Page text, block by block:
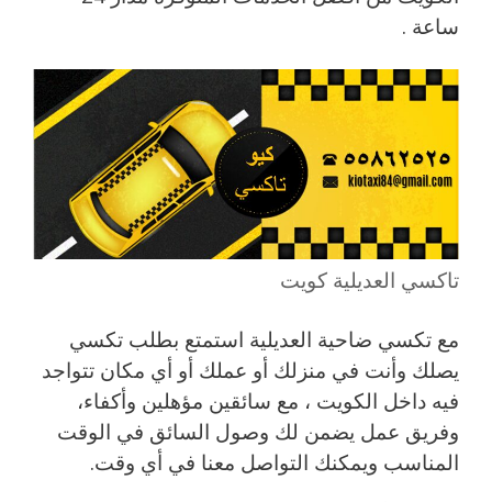
ساعة .
تاكسي العديلية كويت
مع تكسي ضاحية العديلية استمتع بطلب تكسي
يصلك وأنت في منزلك أو عملك أو أي مكان تتواجد
فيه داخل الكويت ، مع سائقين مؤهلين وأكفاء،
وفريق عمل يضمن لك وصول السائق في الوقت
المناسب ويمكنك التواصل معنا في أي وقت.